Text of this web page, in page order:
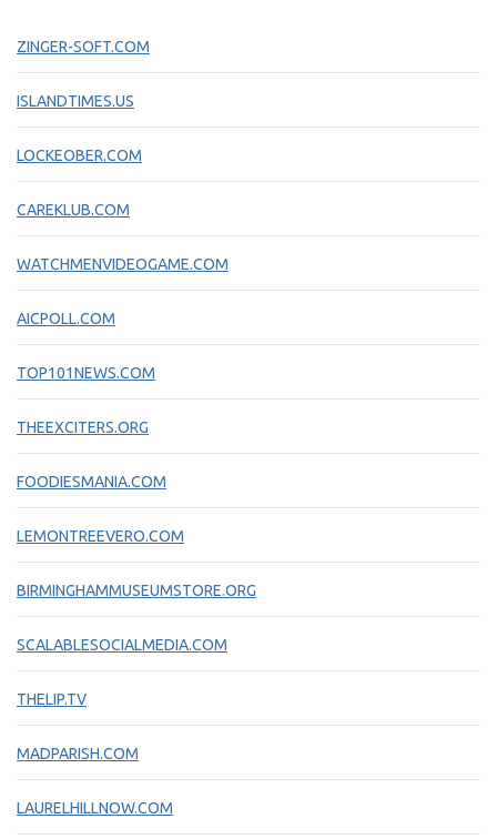
ZINGER-SOFT.COM
ISLANDTIMES.US
LOCKEOBER.COM
CAREKLUB.COM
WATCHMENVIDEOGAME.COM
AICPOLL.COM
TOP101NEWS.COM
THEEXCITERS.ORG
FOODIESMANIA.COM
LEMONTREEVERO.COM
BIRMINGHAMMUSEUMSTORE.ORG
SCALABLESOCIALMEDIA.COM
THELIP.TV
MADPARISH.COM
LAURELHILLNOW.COM